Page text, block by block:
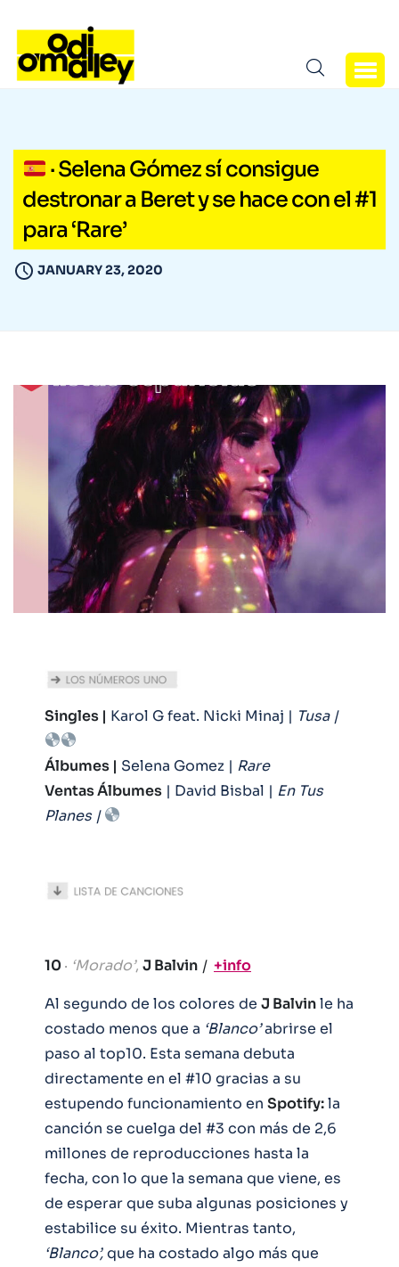
· Selena Gómez sí consigue
destronar a Beret y se hace con el #1
para ‘Rare’
JANUARY 23, 2020
Singles | Karol G feat. Nicki Minaj | Tusa |
Álbumes | Selena Gomez | Rare
Ventas Álbumes | David Bisbal | En Tus
Planes |
10 · ‘Morado’, J Balvin | +info
Al segundo de los colores de J Balvinle ha
costado menos que a ‘Blanco’abrirse el
paso al top10. Esta semana debuta
directamente en el #10 gracias a su
estupendo funcionamiento en Spotify:la
canción se cuelga del #3 con más de 2,6
millones de reproducciones hasta la
fecha, con lo que la semana que viene, es
de esperar que suba algunas posiciones y
estabilice su éxito. Mientras tanto,
‘Blanco’,que ha costado algo más que